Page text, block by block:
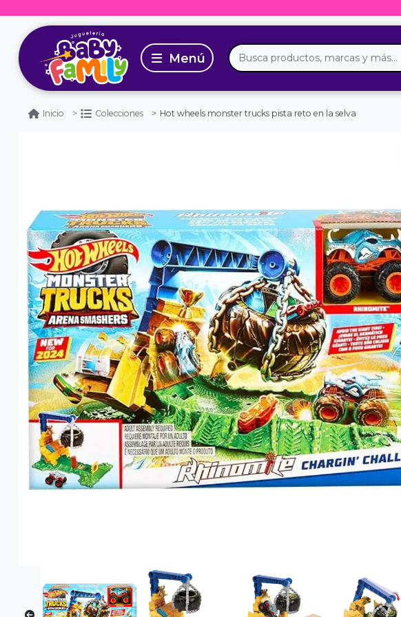
Inicio Colecciones Hot wheels monster trucks pista reto en la selva